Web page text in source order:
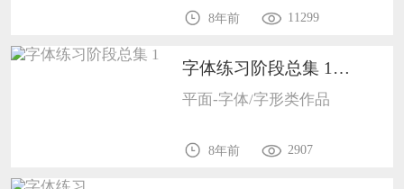
8年前 11299
字体练习阶段总集 11005
平面-字体/字形类作品
8年前 2907